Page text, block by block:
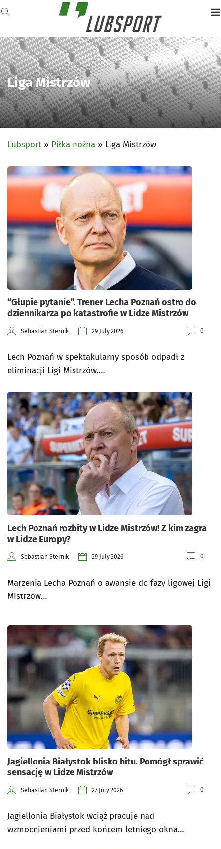
Liga Mistrzów
Lubsport » Piłka nożna » Liga Mistrzów
“Głupie pytanie”. Trener Lecha Poznań ostro do
dziennikarza po katastrofie w Lidze Mistrzów
Sebastian Sternik 29 July 2026 0
Lech Poznań w spektakularny sposób odpadł z
eliminacji Ligi Mistrzów.…
Lech Poznań rozbity w Lidze Mistrzów! Z kim zagra
w Lidze Europy?
Sebastian Sternik 29 July 2026 0
Marzenia Lecha Poznań o awansie do fazy ligowej Ligi
Mistrzów…
Jagiellonia Białystok blisko hitu. Pomógł sprawić
sensację w Lidze Mistrzów
Sebastian Sternik 27 July 2026 0
Jagiellonia Białystok wciąż pracuje nad
wzmocnieniami przed końcem letniego okna…